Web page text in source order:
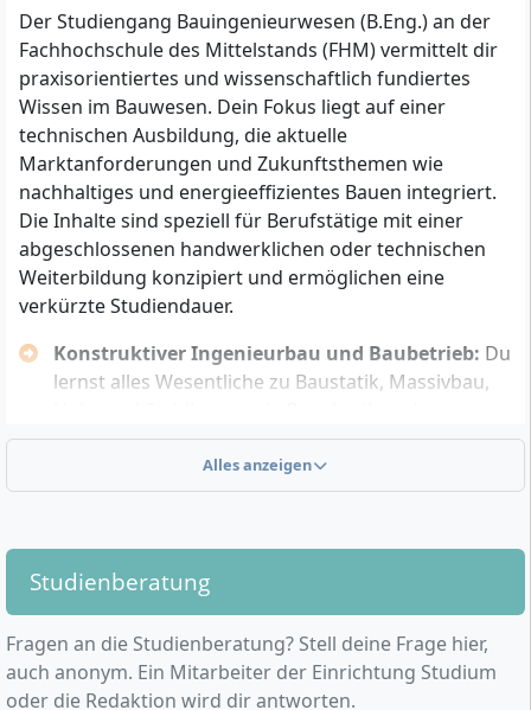
Bauingenieurwesen (B.Eng.) im berufsbegleitenden
Format an der FHM gelten spezielle Bedingungen, die
sich nach dem Deutschen Qualifikationsrahmen
(DQR), Level 6, richten. Die wichtigsten
Voraussetzungen im Überblick:
Abgeschlossene Weiterbildung als
Handwerksmeisterin oder Handwerksmeister in
relevanten Gewerken, beispielsweise:
Maurer- und Betonbauer
Metallbauer, Tischler
Maler und Lackierer, Stuckateur
Dachdecker, Fliesen-, Platten- und Mosaikleger
Parkettleger, Heizungsbaumeister
Straßen- bzw. Tiefbaumeister
Industriemeister (Fachrichtung Mechatronik)
Technikerin oder Techniker mit Schwerpunkt
Hochbau, Tiefbau oder Vermessung
naher Ausbildungen nach individueller Prüfung
durch die Studienberatung
Der Studiengang Bauingenieurwesen (B.Eng.) an der
Fachhochschule des Mittelstands (FHM) vermittelt dir
praxisorientiertes und wissenschaftlich fundiertes
Wissen im Bauwesen. Dein Fokus liegt auf einer
technischen Ausbildung, die aktuelle
Marktanforderungen und Zukunftsthemen wie
nachhaltiges und energieeffizientes Bauen integriert.
Die Inhalte sind speziell für Berufstätige mit einer
abgeschlossenen handwerklichen oder technischen
Weiterbildung konzipiert und ermöglichen eine
verkürzte Studiendauer.
Konstruktiver Ingenieurbau und Baubetrieb: Du
lernst alles Wesentliche zu Baustatik, Massivbau,
Baustoffkunde.
Bautechnologien und Digitalisierung:
Werkzeuge wie CAD und BIM,
Bauen stehen ebenso im Fokus wie
Bestandserhaltung und Sanierung.
Nachhaltigkeit, Energie & Ökobilanzen:Du
beschäftigst dich intensiv mit energieeffizientem
Bauen, nachhaltigkeitsgerechten Bauweisen,
energetischer Sanierung und
Alles anzeigen
Studienberatung
Fragen an die Studienberatung? Stell deine Frage hier,
auch anonym. Ein Mitarbeiter der Einrichtung Studium
oder die Redaktion wird dir antworten.